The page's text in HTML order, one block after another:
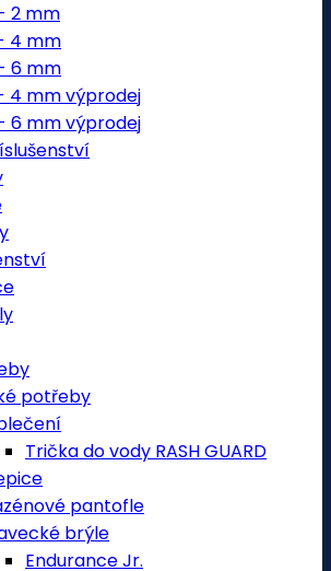
2 mm
4 mm
6 mm
4 mm výprodej
6 mm výprodej
potřeby
Trička do vody RASH GUARD
pantofle
brýle
Endurance Jr.